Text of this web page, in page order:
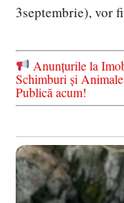
3septembrie), vor
Anunțurile la
Schimburi și
Publică acum!